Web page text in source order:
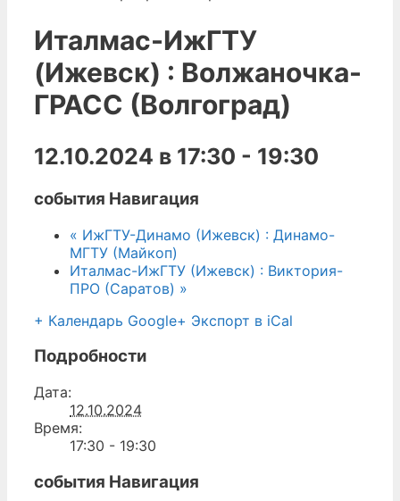
Италмас-ИжГТУ
(Ижевск) : Волжаночка-
ГРАСС (Волгоград)
12.10.2024 в 17:30 - 19:30
события Навигация
« ИжГТУ-Динамо (Ижевск) : Динамо-
МГТУ (Майкоп)
Италмас-ИжГТУ (Ижевск) : Виктория-
ПРО (Саратов) »
+ Календарь Google+ Экспорт в iCal
Подробности
Дата:
12.10.2024
Время:
17:30 - 19:30
события Навигация